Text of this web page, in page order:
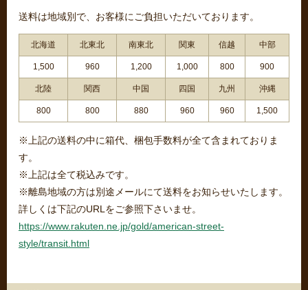
送料は地域別で、お客様にご負担いただいております。
北海道 北東北 南東北 関東 信越 中部
1,500 960 1,200 1,000 800 900
北陸 関西 中国 四国 九州 沖縄
800 800 880 960 960 1,500
※上記の送料の中に箱代、梱包手数料が全て含まれておりま
す。
※上記は全て税込みです。
※離島地域の方は別途メールにて送料をお知らせいたします。
詳しくは下記のURLをご参照下さいませ。
https://www.rakuten.ne.jp/gold/american-street-
style/transit.html